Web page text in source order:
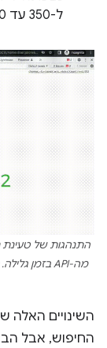
ל-350 עד 370.
התנהגות של טעינת
מה-API בזמן גלילה. (
החיפוש, אבל